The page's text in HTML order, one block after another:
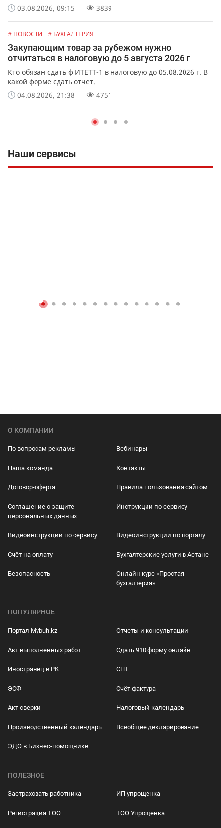
03.08.2026, 09:15
3839
# НОВОСТИ # БУХГАЛТЕРИЯ
Закупающим товар за рубежом нужно
отчитаться в налоговую до 5 августа 2026 г
Кто обязан сдать ф.ИТЕТТ-1 в налоговую до 05.08.2026 г. В
какой форме сдать отчет.
04.08.2026, 21:38
4751
Наши сервисы
О КОМПАНИИ
По вопросам рекламы Вебинары
Наша команда Контакты
Договор-оферта Правила пользования сайтом
Соглашение о защите
персональных данных
Инструкции по сервису
Видеоинструкции по сервису Видеоинструкции по порталу
Счёт на оплату Бухгалтерские услуги в Астане
Безопасность
Онлайн курс «Простая
бухгалтерия»
ПОПУЛЯРНОЕ
Портал Mybuh.kz Отчеты и консультации
Акт выполненных работ Сдать 910 форму онлайн
Иностранец в РК СНТ
ЭСФ Счёт фактура
Акт сверки Налоговый календарь
Производственный календарь Всеобщее декларирование
ЭДО в Бизнес-помощнике
ПОЛЕЗНОЕ
Застраховать работника ИП упрощенка
Регистрация ТОО ТОО Упрощенка